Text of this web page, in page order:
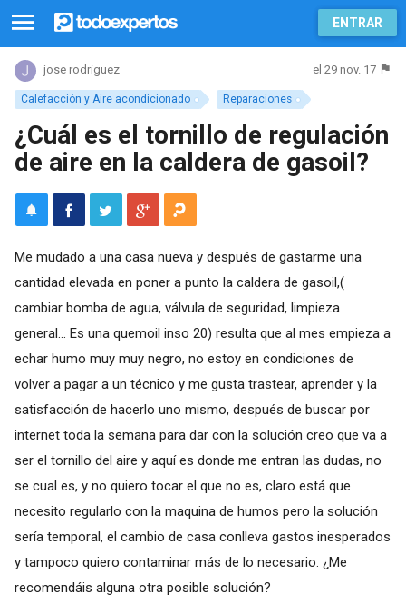
ENTRAR
Calefacción y Aire acondicionado Reparaciones
jose rodriguez el 29 nov. 17
¿Cuál es el tornillo de regulación
de aire en la caldera de gasoil?
Me mudado a una casa nueva y después de gastarme una
cantidad elevada en poner a punto la caldera de gasoil,(
cambiar bomba de agua, válvula de seguridad, limpieza
general... Es una quemoil inso 20) resulta que al mes empieza a
echar humo muy muy negro, no estoy en condiciones de
volver a pagar a un técnico y me gusta trastear, aprender y la
satisfacción de hacerlo uno mismo, después de buscar por
internet toda la semana para dar con la solución creo que va a
ser el tornillo del aire y aquí es donde me entran las dudas, no
se cual es, y no quiero tocar el que no es, claro está que
necesito regularlo con la maquina de humos pero la solución
sería temporal, el cambio de casa conlleva gastos inesperados
y tampoco quiero contaminar más de lo necesario. ¿Me
recomendáis alguna otra posible solución?